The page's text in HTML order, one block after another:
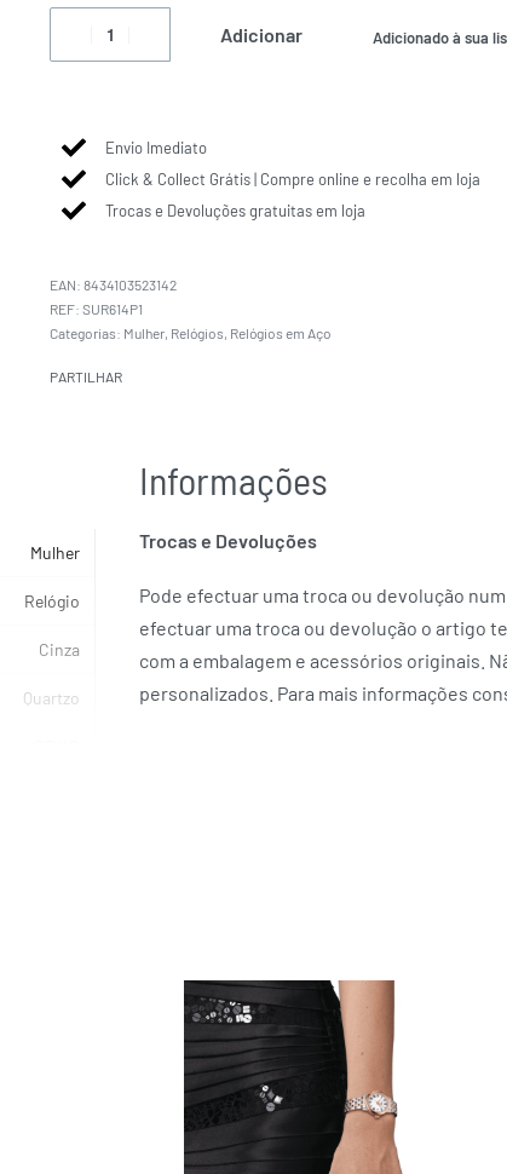
Adicionar Adicionado à sua
Envio Imediato
Click & Collect Grátis | Compre online e recolha em loja
Trocas e Devoluções gratuitas em loja
EAN:8434103523142
SUR614P1
Categorias: Mulher, Relógios, Relógios em Aço
PARTILHAR
Mulher
Relógio
Cinza
Quartzo
Informações
Trocas e Devoluções
Pode efectuar uma troca ou devolução
efectuar uma troca ou devolução o artigo
com a embalagem e acessórios originais.
personalizados. Para mais informações